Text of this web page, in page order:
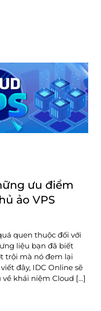
ưu điểm
ảo VPS
quen thuộc đối với
liệu bạn đã biết
trội mà nó đem lại
đây, IDC Online sẽ
khái niệm Cloud […]